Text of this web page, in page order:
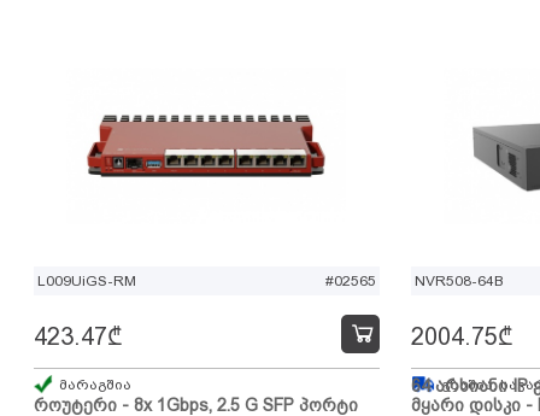
L009UiGS-RM #02565
როუტერი - 8x 1Gbps, 2.5 G SFP პორტი
423.47₾
მარაგშია
NVR508-64B
64 არხიანი IP
მყარი დისკი -
2004.75₾
გზაშია,